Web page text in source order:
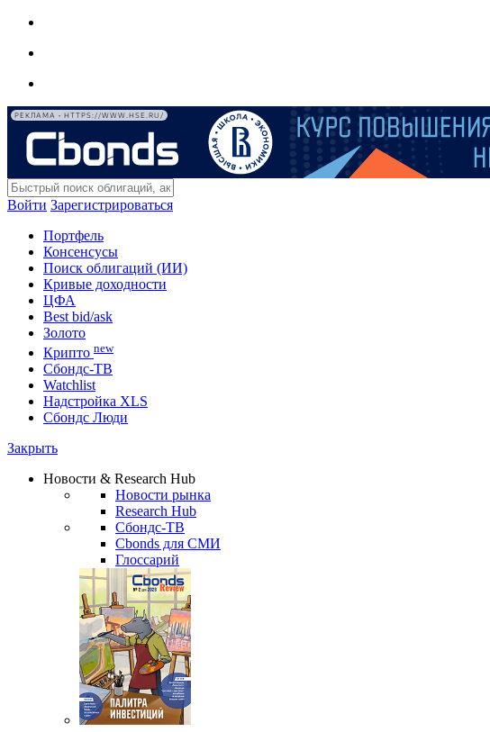
РЕКЛАМА • HTTPS://WWW.HSE.RU/
Войти Зарегистрироваться
Портфель
Консенсусы
Поиск облигаций (ИИ)
Кривые доходности
ЦФА
Best bid/ask
Золото
Крипто new
Сбондс-ТВ
Watchlist
Надстройка XLS
Сбондс Люди
Закрыть
Новости & Research Hub
Новости рынка
Research Hub
Сбондс-ТВ
Cbonds для СМИ
Глоссарий